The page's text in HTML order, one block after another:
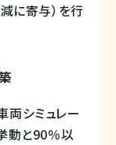
に寄与）を行
両シミュレー
動と90％以